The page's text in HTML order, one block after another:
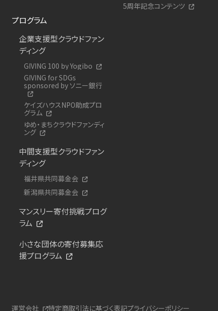
5周年記念コンテンツ
プログラム
企業支援型クラウドファン
ディング
GIVING 100 by Yogibo
GIVING for SDGs
sponsored by ソニー銀行
ケイズハウスNPO助成プロ
グラム
ゆめ・まちクラウドファンディ
ング
中間支援型クラウドファン
ディング
福井県共同募金会
新潟県共同募金会
マンスリー寄付挑戦プログ
ラム
小さな団体の寄付募集応
援プログラム
運営会社 特定商取引法に基づく表記プライバシーポリシー